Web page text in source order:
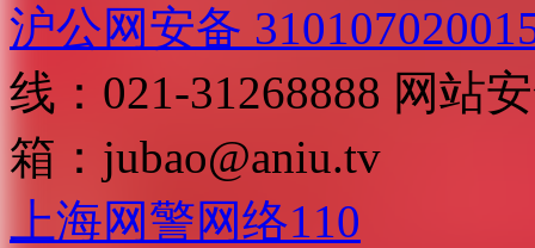
沪公网安备
线：021-31268888 网站
箱： jubao@aniu.tv
上海网警网络110